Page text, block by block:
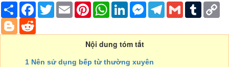
Share Facebook
TwitterEmail PinterestWhatsAppLinkedInMessengerTelegram
Gmail Tumblr
Blogger
Nội dung tóm tắt
1 Nên sử dụng bếp từ thường xuyên